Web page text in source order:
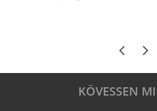
KÖVESSEN